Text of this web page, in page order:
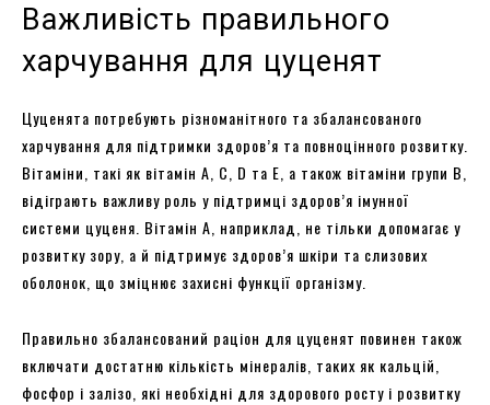
Важливість правильного
харчування для цуценят
Цуценята потребують різноманітного та збалансованого
харчування для підтримки здоров’я та повноцінного розвитку.
Вітаміни, такі як вітамін А, С, D та E, а також вітаміни групи B,
відіграють важливу роль у підтримці здоров’я імунної
системи цуценя. Вітамін А, наприклад, не тільки допомагає у
розвитку зору, а й підтримує здоров’я шкіри та слизових
оболонок, що зміцнює захисні функції організму.
Правильно збалансований раціон для цуценят повинен також
включати достатню кількість мінералів, таких як кальцій,
фосфор і залізо, які необхідні для здорового росту і розвитку